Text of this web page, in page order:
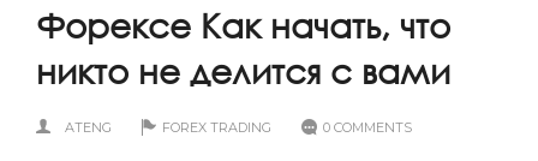
Форексе Как начать, что
никто не делится с вами
ATENG FOREX TRADING 0 COMMENTS